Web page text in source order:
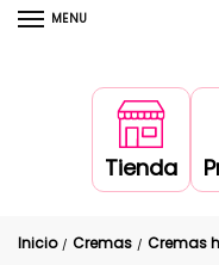
MENU
Tienda
Inicio / Cremas / Cremas